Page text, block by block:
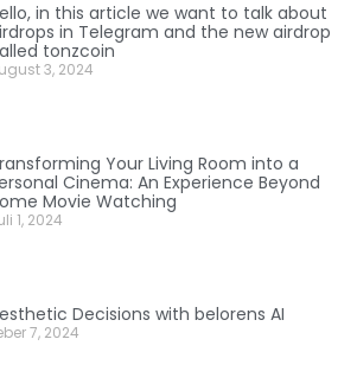
in this article we want to talk about
in Telegram and the new airdrop
tonzcoin
3, 2024
Your Living Room into a
Cinema: An Experience Beyond
Movie Watching
1, 2024
Decisions with belorens AI
7, 2024